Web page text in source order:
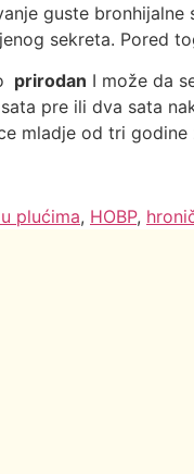
guste
sekreta. Pored
prirodan I može da
pre ili dva sata
mladje od tri
plućima, HOBP,